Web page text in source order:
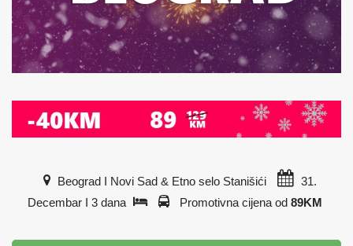
Beograd I Novi Sad & Etno selo Stanišići
31.
Decembar I 3 dana
Promotivna cijena od 89KM